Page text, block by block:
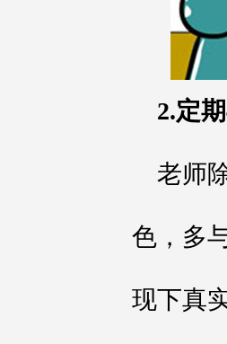
2.定
老师
色，多
现下真